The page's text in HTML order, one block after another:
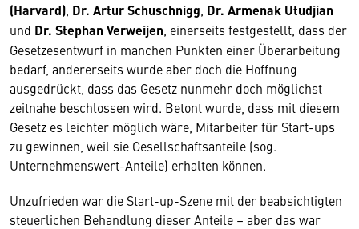
(Harvard) Dr. Artur Schuschnigg Dr. Armenak Utudjian
und Dr. Stephan Verweijen , einerseits festgestellt, dass der
Gesetzesentwurf in manchen Punkten einer Überarbeitung
bedarf, andererseits wurde aber doch die Hoffnung
ausgedrückt, dass das Gesetz nunmehr doch möglichst
zeitnahe beschlossen wird. Betont wurde, dass mit diesem
Gesetz es leichter möglich wäre, Mitarbeiter für Start-ups
zu gewinnen, weil sie Gesellschaftsanteile (sog.
Unternehmenswert-Anteile) erhalten können.
Unzufrieden war die Start-up-Szene mit der beabsichtigten
steuerlichen Behandlung dieser Anteile – aber das war